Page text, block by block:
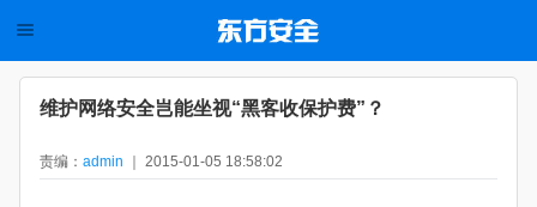
维护网络安全岂能坐视“黑客收保护费”？
责编： admin ｜ 2015-01-05 18:58:02